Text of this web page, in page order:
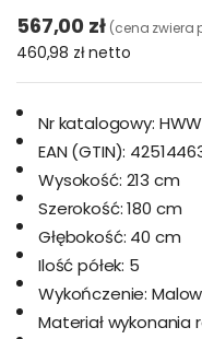
567,00 zł (cena zwiera
460,98 złnetto
Nr katalogowy:
EAN (GTIN):
Wysokość: 213 cm
Szerokość: 180 cm
Głębokość: 40 cm
Ilość półek: 5
Wykończenie:
Materiał wykonania